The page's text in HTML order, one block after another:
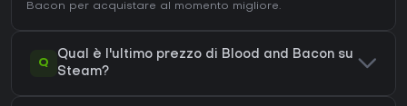
Bacon per acquistare al momento migliore.
Q
Qual è l'ultimo prezzo di Blood and Bacon su
Steam?